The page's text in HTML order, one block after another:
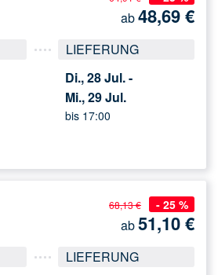
LIEFERUNG
Di., 28 Jul. -
Mi., 29 Jul.
bis 17:00
ab48,69€
LIEFERUNG
68,13 € - 25 %
ab51,10€